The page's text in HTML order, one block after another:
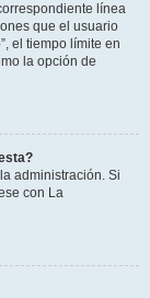
línea
que el usuario
el tiempo límite en
la opción de
administración. Si
con La